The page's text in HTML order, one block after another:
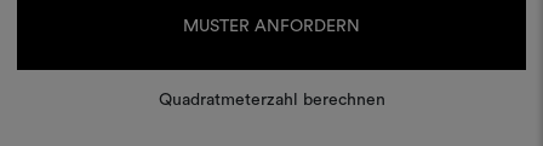
MUSTER ANFORDERN
Quadratmeterzahl berechnen